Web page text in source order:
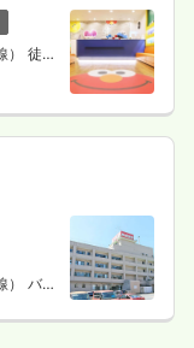
） 徒歩
） バス